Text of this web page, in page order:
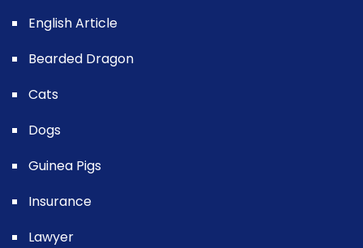
English Article
Bearded Dragon
Cats
Dogs
Guinea Pigs
Insurance
Lawyer